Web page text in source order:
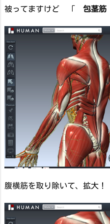
被ってますけど 「 包茎筋
腹横筋を取り除いて、拡大！